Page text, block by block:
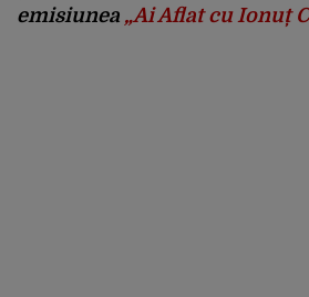
emisiunea „Ai Aflat cu Ionuț